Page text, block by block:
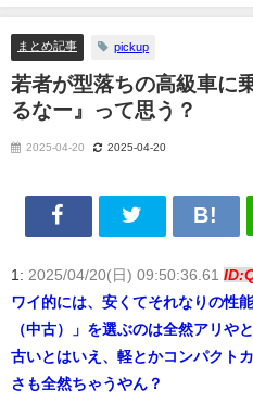
ー』って思う？
まとめ記事 pickup
若者が型落ちの高級車に
るなー』って思う？
2025-04-20 2025-04-20
1: 2025/04/20(日) 09:50:36.61
ワイ的には、安くてそれなりの性
（中古）」を選ぶのは全然アリや
古いとはいえ、軽とかコンパクト
さも全然ちゃうやん？